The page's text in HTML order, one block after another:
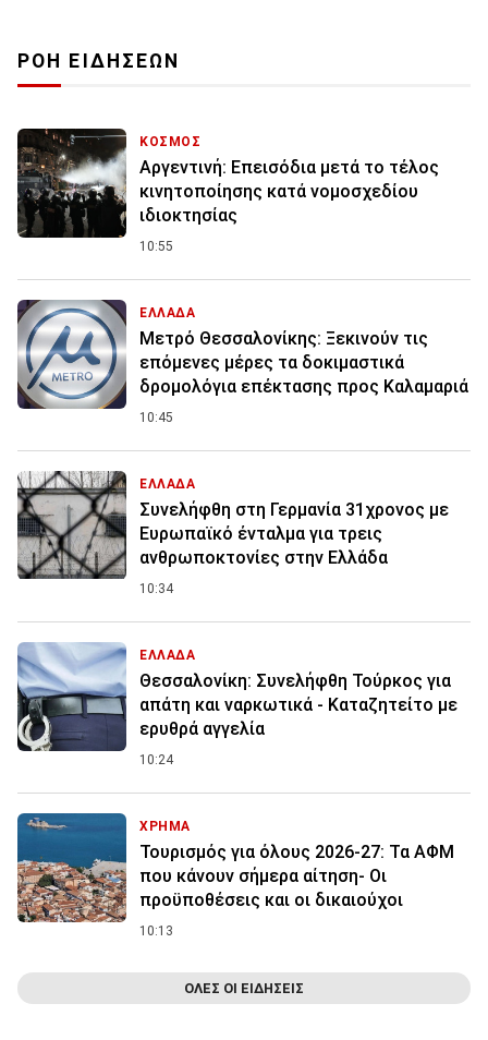
ΡΟΗ ΕΙΔΗΣΕΩΝ
ΚΟΣΜΟΣ
Αργεντινή: Επεισόδια μετά το τέλος
κινητοποίησης κατά νομοσχεδίου
ιδιοκτησίας
10:55
ΕΛΛΑΔΑ
Μετρό Θεσσαλονίκης: Ξεκινούν τις
επόμενες μέρες τα δοκιμαστικά
δρομολόγια επέκτασης προς Καλαμαριά
10:45
ΕΛΛΑΔΑ
Συνελήφθη στη Γερμανία 31χρονος με
Ευρωπαϊκό ένταλμα για τρεις
ανθρωποκτονίες στην Ελλάδα
10:34
ΕΛΛΑΔΑ
Θεσσαλονίκη: Συνελήφθη Τούρκος για
απάτη και ναρκωτικά - Καταζητείτο με
ερυθρά αγγελία
10:24
ΧΡΗΜΑ
Τουρισμός για όλους 2026-27: Τα ΑΦΜ
που κάνουν σήμερα αίτηση- Οι
προϋποθέσεις και οι δικαιούχοι
10:13
ΟΛΕΣ ΟΙ ΕΙΔΗΣΕΙΣ